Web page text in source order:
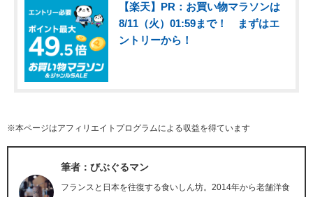
【楽天】PR：お買い物マラソンは
8/11（火）01:59まで！ まずはエ
ントリーから！
※本ページはアフィリエイトプログラムによる収益を得ています
筆者：びぶぐるマン
フランスと日本を往復する食いしん坊。2014年から老舗洋食